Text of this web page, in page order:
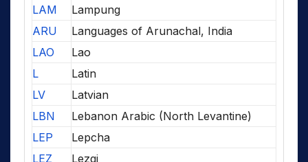
LAM
Lampung
ARU
Languages of Arunachal, India
LAO
Lao
L
Latin
LV
Latvian
LBN
Lebanon Arabic (North Levantine)
LEP
Lepcha
LEZ
Lezgi